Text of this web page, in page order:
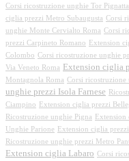
Corsi ricostruzione unghie Tor
ciglia prezzi Metro Subaugusta Corsi
unghie Monte Cervialto Roma Corsi
prezzi Carpineto Romano
Extension
Colombo Corsi ricostruzione unghie
Via Veneto Roma Extension ciglia
Montagnola Roma Corsi ricostruzione
unghie prezzi Isola Farnese
Ciampino
Extension ciglia prezzi
Ricostruzione unghie Pigna
Unghie Parione
Extension ciglia
Ricostruzione unghie prezzi Metro
Extension ciglia Labaro Corsi